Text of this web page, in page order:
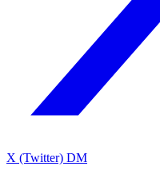
X (Twitter) DM